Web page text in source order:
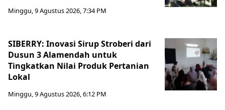
Minggu, 9 Agustus 2026, 7:34 PM
SIBERRY: Inovasi Sirup Stroberi dari
Dusun 3 Alamendah untuk
Tingkatkan Nilai Produk Pertanian
Lokal
Minggu, 9 Agustus 2026, 6:12 PM